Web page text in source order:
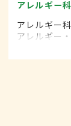
アレルギー
アレルギー
アレルギー